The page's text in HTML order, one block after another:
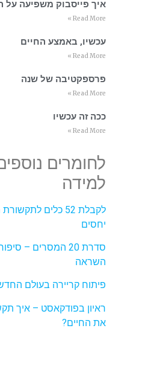
איך פייסבוק משפיעה על
Read More »
עכשיו, באמצע החיים
Read More »
פרספקטיבה של שנה
Read More »
ככה זה עכשיו
Read More »
לחומרים
למידה
לקבלת 52 כלים
יחסים
סדרת 20 המסרים –
השראה
פיתוח קריירה בעולם
ראיון בפודקאסט – איך
את החיים?